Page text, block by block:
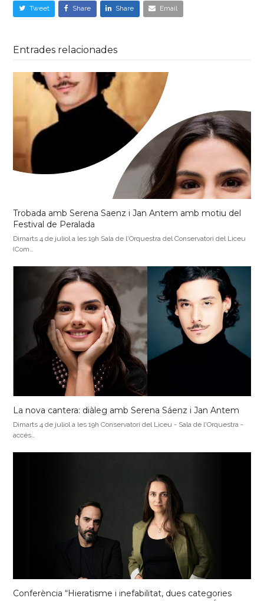
Tweet Share Share Email
Entrades relacionades
Trobada amb Serena Saenz i Jan Antem amb motiu del
Festival de Peralada
Dimarts 4 de juliol a les 19h Sala de l'Orquestra del Conservatori del Liceu
(Com…
La nova cantera: diàleg amb Serena Sáenz i Jan Antem
Dimarts 4 de juliol a les 19h Conservatori del Liceu - Sala de l'Orquestra -
accés…
Conferència “Hieratisme i inefabilitat, dues categories